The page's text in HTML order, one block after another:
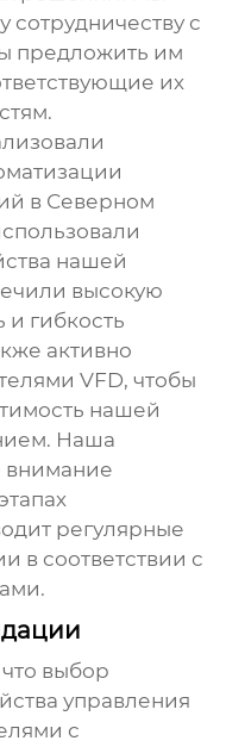
сотрудничеству с
предложить им
их
в Северном
нашей
высокую
и гибкость
активно
VFD, чтобы
нашей
Наша
внимание
регулярные
в соответствии с
выбор
управления
с